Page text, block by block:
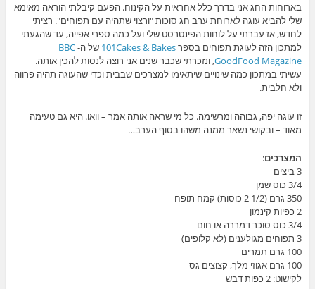
בארוחות החג אני בדרך כלל אחראית על הקינוח. הפעם קיבלתי הוראה מאימא
שלי להביא עוגה לארוחת ערב חג סוכות "ורצוי שתהיה עם תפוחים". רציתי
לחדש, אז עברתי על לוחות הפינטרסט שלי ועל כמה ספרי אפייה, עד שהגעתי
למתכון הזה לעוגת תפוחים בספר101Cakes & Bakes של ה-BBC
GoodFood Magazine, ונזכרתי שכבר שנים אני רוצה לנסות להכין אותה.
עשיתי במתכון כמה שינויים שיתאימו למצרכים שבבית וכדי שהעוגה תהיה פרווה
ולא חלבית.
זו עוגה יפה, גבוהה ומרשימה. כל מי שראה אותה אמר – וואו. היא גם טעימה
מאוד – ובקושי נשאר ממנה משהו בסוף הערב…
המצרכים:
3 ביצים
3/4 כוס שמן
350 גרם (1/2 2 כוסות) קמח תופח
2 כפיות קינמון
3/4 כוס סוכר דמררה או חום
3 תפוחים מגולענים (לא קלופים)
100 גרם תמרים
100 גרם אגוזי מלך, קצוצים גס
לקישוט: 2 כפות דבש